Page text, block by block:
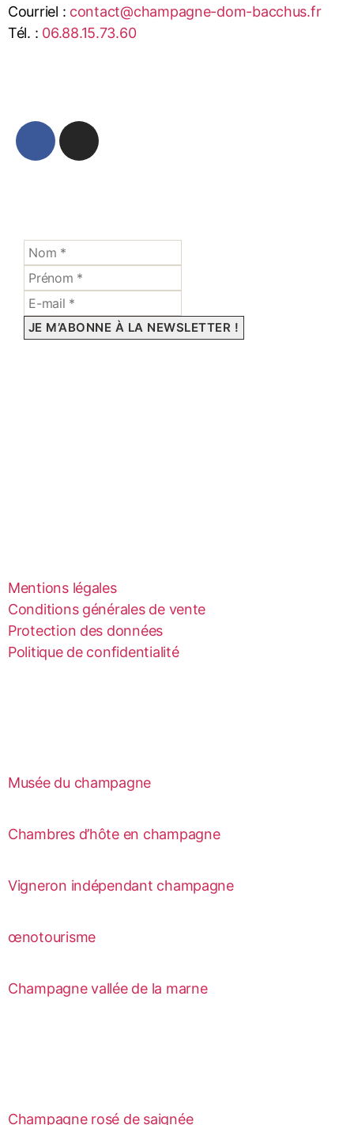
Courriel : contact@champagne-dom-bacchus.fr
Tél. : 06.88.15.73.60
Mentions légales
Conditions générales de vente
Protection des données
Politique de confidentialité
Musée du champagne
Chambres d’hôte en champagne
Vigneron indépendant champagne
œnotourisme
Champagne vallée de la marne
Champagne rosé de saignée